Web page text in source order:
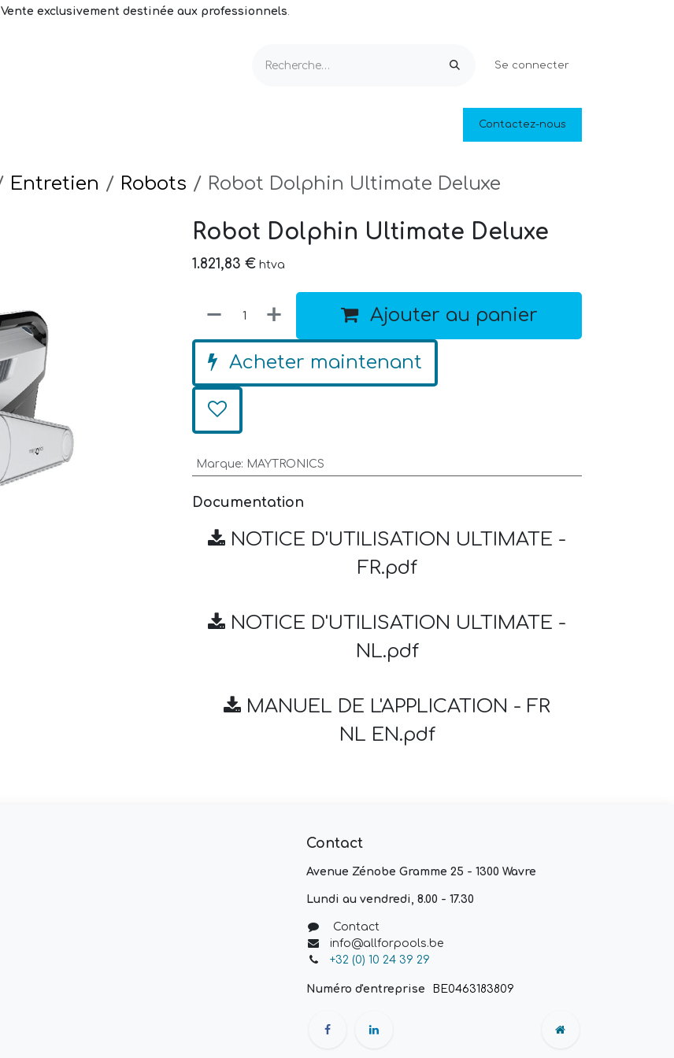
Vente exclusivement destinée aux professionnels.
Se connecter
Piscines naturelles
Contactez-nous
Entretien Robots Robot Dolphin Ultimate Deluxe
Robot Dolphin Ultimate Deluxe
1.821,83 € htva
Ajouter au panier
Acheter maintenant
Marque: MAYTRONICS
Documentation
NOTICE D'UTILISATION ULTIMATE -
FR.pdf
NOTICE D'UTILISATION ULTIMATE -
NL.pdf
MANUEL DE L'APPLICATION - FR
NL EN.pdf
Contact
Avenue Zénobe Gramme 25 - 1300 Wavre
Lundi au vendredi, 8.00 - 17.30
Contact
info@allforpools.be
+32 (0) 10 24 39 29
Numéro d'entreprise BE0463183809